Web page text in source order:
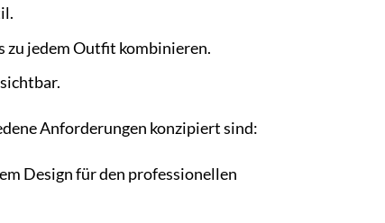
zu jedem Outfit kombinieren.
Anforderungen konzipiert sind:
Design für den professionellen